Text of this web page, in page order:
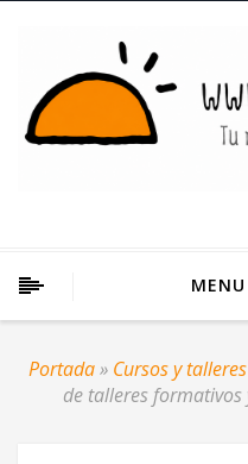
MENU
Portada» Cursos y talleres
de talleres